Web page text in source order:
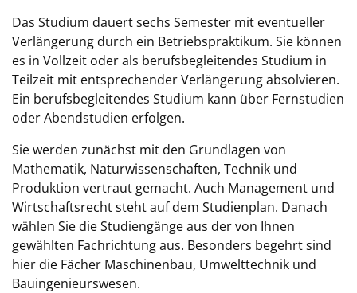
Das Studium dauert sechs Semester mit eventueller
Verlängerung durch ein Betriebspraktikum. Sie können
es in Vollzeit oder als berufsbegleitendes Studium in
Teilzeit mit entsprechender Verlängerung absolvieren.
Ein berufsbegleitendes Studium kann über Fernstudien
oder Abendstudien erfolgen.
Sie werden zunächst mit den Grundlagen von
Mathematik, Naturwissenschaften, Technik und
Produktion vertraut gemacht. Auch Management und
Wirtschaftsrecht steht auf dem Studienplan. Danach
wählen Sie die Studiengänge aus der von Ihnen
gewählten Fachrichtung aus. Besonders begehrt sind
hier die Fächer Maschinenbau, Umwelttechnik und
Bauingenieurswesen.